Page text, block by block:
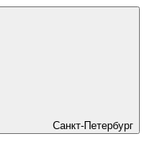
Санкт-Петербург